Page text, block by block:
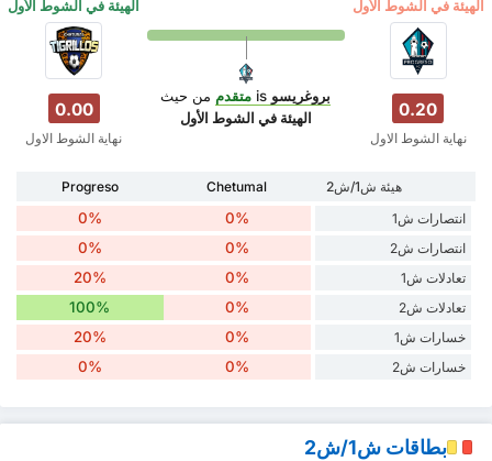
‏الهيئة في الشوط الأول ‏الهيئة في الشوط الأول
0.00
نهاية الشوط الاول
بروغريسو متقدم من حيث
‏الهيئة في الشوط الأول
0.20
نهاية الشوط الاول
هيئة ش1/ش2 Chetumal
Progreso
انتصارات ش1
0%
0%
انتصارات ش2 0%
0%
تعادلات ش1 0%
20%
تعادلات ش2 0%
100%
خسارات ش1 0%
20%
خسارات ش2 0%
0%
بطاقات ش1/ش2